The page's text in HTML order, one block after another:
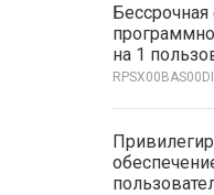
Бессрочная
на 1